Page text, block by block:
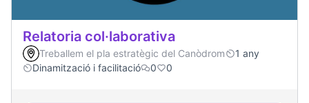
Relatoria col·laborativa
Treballem el pla estratègic del Canòdrom
1 any
Dinamització i facilitació
0 0